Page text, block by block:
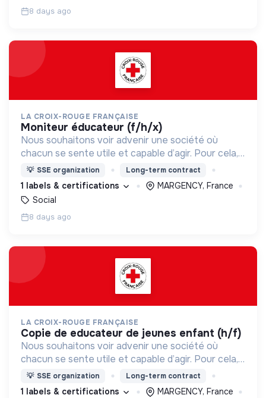
8 days ago
LA CROIX-ROUGE FRANÇAISE
moniteur éducateur (f/h/x)
Nous souhaitons voir advenir une société où
chacun se sente utile et capable d’agir. Pour cela,
nous proposons des moyens et des lieux
d’engagement innovants et adaptés à tous.
💡 SSE organization Long-term contract
1 labels & certifications
MARGENCY, France
Social
8 days ago
LA CROIX-ROUGE FRANÇAISE
copie de educateur de jeunes enfant (h/f)
Nous souhaitons voir advenir une société où
chacun se sente utile et capable d’agir. Pour cela,
nous proposons des moyens et des lieux
d’engagement innovants et adaptés à tous.
💡 SSE organization Long-term contract
1 labels & certifications
MARGENCY, France